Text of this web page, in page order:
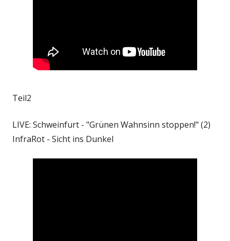
Teil2
LIVE: Schweinfurt - "Grünen Wahnsinn stoppen!" (2)
InfraRot - Sicht ins Dunkel